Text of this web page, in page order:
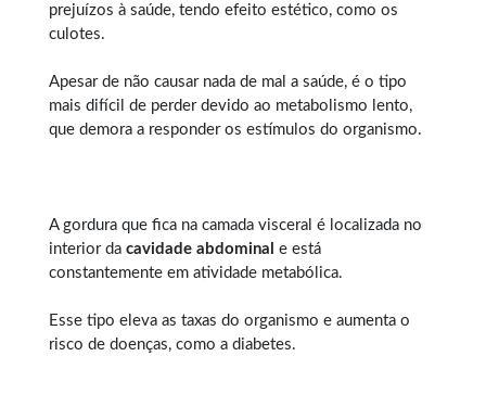
prejuízos à saúde, tendo efeito estético, como os
culotes.
Apesar de não causar nada de mal a saúde, é o tipo
mais difícil de perder devido ao metabolismo lento,
que demora a responder os estímulos do organismo.
A gordura que fica na camada visceral é localizada no
interior da cavidade abdominal e está
constantemente em atividade metabólica.
Esse tipo eleva as taxas do organismo e aumenta o
risco de doenças, como a diabetes.